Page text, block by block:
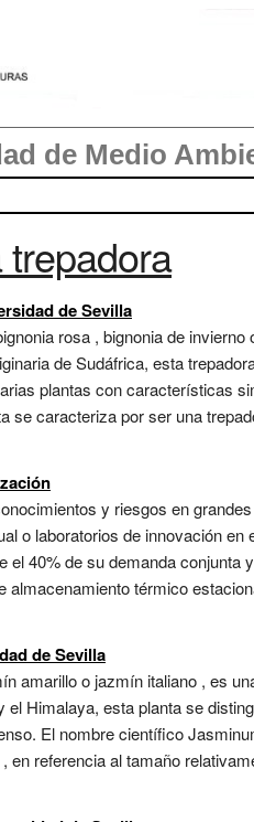
de Medio
trepadora
de Sevilla
rosa , bignonia de
de Sudáfrica, esta
plantas con características
se caracteriza por ser una
y riesgos en
o laboratorios de innovación
el 40% de su demanda
térmico
de Sevilla
amarillo o jazmín italiano , es
Himalaya, esta planta se
El nombre científico
referencia al tamaño